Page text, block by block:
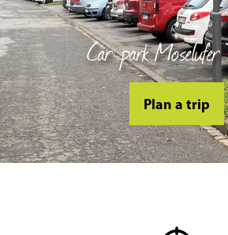
Car park Moselufer
Plan a trip